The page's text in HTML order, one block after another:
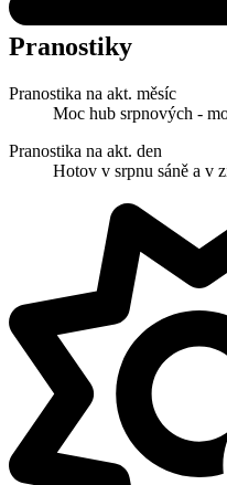
Pranostiky
Pranostika na akt. měsíc
Moc hub srpnových -
Pranostika na akt. den
Hotov v srpnu sáně a v